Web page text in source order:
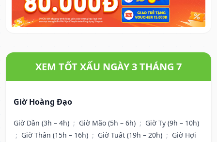
XEM TỐT XẤU NGÀY 3 THÁNG 7
Giờ Hoàng Đạo
Giờ Dần (3h – 4h) ; Giờ Mão (5h – 6h) ; Giờ Tỵ (9h – 10h)
; Giờ Thân (15h – 16h) ; Giờ Tuất (19h – 20h) ; Giờ Hợi